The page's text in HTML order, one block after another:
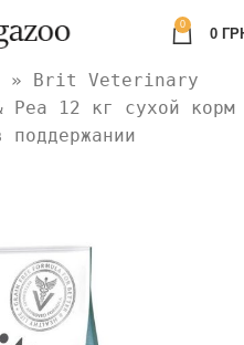
0
0
» Brit Veterinary
Pea 12 кг сухой корм